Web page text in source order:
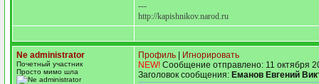
---
http://kapishnikov.narod.ru
Ne administrator
Почетный участник
Просто мимо шла
Профиль
Игнорировать
NEW! Сообщение отправлено: 11 октября
Заголовок сообщения: Еманов Евгений